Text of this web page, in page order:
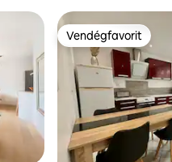
Vendégfavorit
Vendégfavorit